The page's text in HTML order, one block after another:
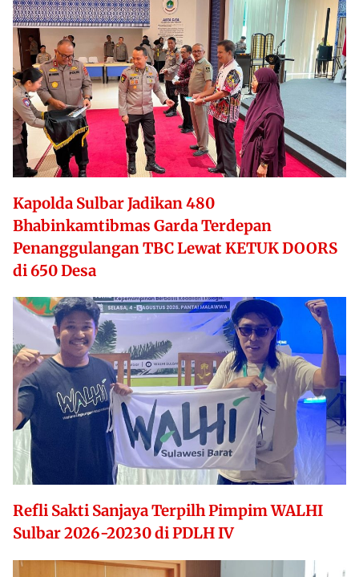
Kapolda Sulbar Jadikan 480
Bhabinkamtibmas Garda Terdepan
Penanggulangan TBC Lewat KETUK DOORS
di 650 Desa
Refli Sakti Sanjaya Terpilh Pimpim WALHI
Sulbar 2026-20230 di PDLH IV